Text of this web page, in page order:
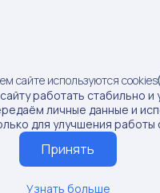
Жидкие подводки
блогера:
35 тыс.руб.
173 шт
сайте используются cookies
работать стабильно и
личные данные и
для улучшения работы
Принять
Узнать больше